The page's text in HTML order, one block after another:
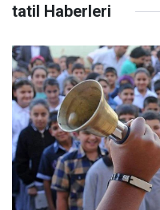
tatil Haberleri